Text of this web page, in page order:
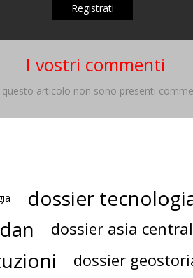
Registrati
I vostri commenti
questo articolo non sono presenti
dossier
dossier asia
dossier